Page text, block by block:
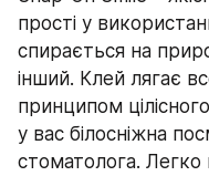
прості у
спирається на
інший. Клей лягає
принципом
у вас білосніжна
стоматолога. Легко